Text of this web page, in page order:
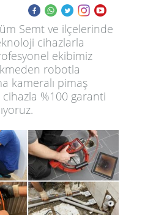
Semt ve ilçelerinde
cihazlarla
ekibimiz
robotla
kameralı pimaş
%100 garanti